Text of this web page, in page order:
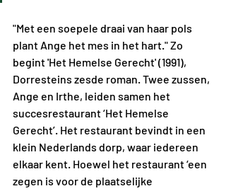
"Met een soepele draai van haar pols
plant Ange het mes in het hart." Zo
begint 'Het Hemelse Gerecht' (1991),
Dorresteins zesde roman. Twee zussen,
Ange en Irthe, leiden samen het
succesrestaurant ‘Het Hemelse
Gerecht’. Het restaurant bevindt in een
klein Nederlands dorp, waar iedereen
elkaar kent. Hoewel het restaurant ‘een
zegen is voor de plaatselijke